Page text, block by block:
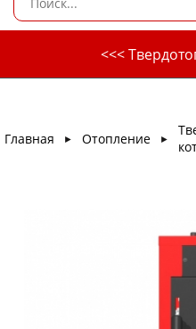
<<<
Главная ► Отопление ►